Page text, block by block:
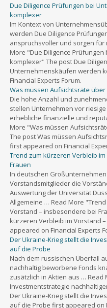
Due Diligence Prüfungen bei
komplexer
Im Kontext von
werden Due Diligence
anspruchsvoller und sorgen
More "Due Diligence
komplexer" The post Due
Unternehmenskäufen werden
Financial Experts Forum.
Was müssen Aufsichtsräte
Die hohe Anzahl und
stellen Unternehmen vor
erhebliche finanzielle und
More "Was müssen
The post Was müssen
first appeared on Financial
Trend zum kürzeren Verbleib
Frauen
In deutschen
Vorstandsmitglieder die
Auswertung der Universität
Allgemeine … Read More
Vorstand – insbesondere bei
kürzeren Verbleib im Vorstand
appeared on Financial Experts
Der Ukraine-Krieg stellt die
auf die Probe
Nach dem russischen Überfall
nachhaltig beworbene Fonds
zusätzlich in Aktien aus … Read
Investmentstrategie
Der Ukraine-Krieg stellt die
auf die Probe first appeared on